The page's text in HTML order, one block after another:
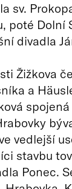
sv.
poté Dolní
divadla
Žižkova
a
vedlejší
stavbu
Ponec.